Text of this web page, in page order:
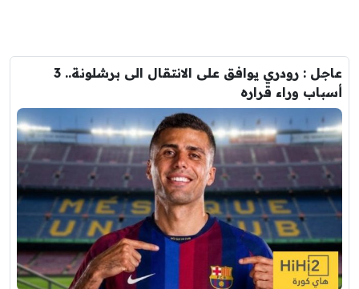
عاجل : رودري يوافق على الانتقال الى برشلونة.. 3
أسباب وراء قراره